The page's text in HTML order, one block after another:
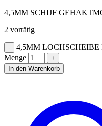
4,5MM SCHIJF
2 vorrätig
4,5MM
Menge
In den Warenkorb